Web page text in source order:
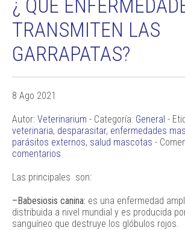
¿ QUÉ
TRANSMITEN LAS
GARRAPATAS?
8 Ago 2021
Autor: Veterinarium - Categoría: General -
veterinaria, desparasitar, enfermedades
parásitos externos, salud mascotas -
comentarios
Las principales son:
–Babesiosis canina: es una enfermedad
distribuida a nivel mundial y es producida
sanguíneo que destruye los glóbulos rojos.